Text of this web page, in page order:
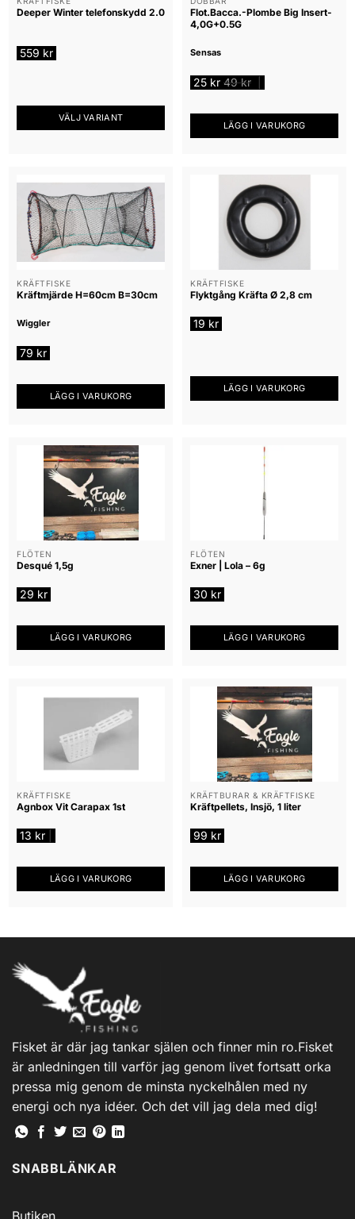
Deeper Winter telefonskydd 2.0
559 kr
VÄLJ VARIANT
har
flera
varianter.
De
olika
kan
på
Flot.Bacca.-Plombe Big Insert-
4,0G+0.5G
Sensas
25 kr 49kr
LÄGG I VARUKORG
KRÄFTFISKE
Kräftmjärde H=60cm B=30cm
Wiggler
79 kr
LÄGG I VARUKORG
KRÄFTFISKE
Flyktgång Kräfta Ø 2,8 cm
19 kr
LÄGG I VARUKORG
FLÖTEN
Desqué 1,5g
29 kr
LÄGG I VARUKORG
FLÖTEN
Exner | Lola – 6g
30 kr
LÄGG I VARUKORG
KRÄFTFISKE
Agnbox Vit Carapax 1st
13 kr
LÄGG I VARUKORG
KRÄFTBURAR & KRÄFTFISKE
Kräftpellets, Insjö, 1 liter
99 kr
LÄGG I VARUKORG
Fisket är där jag tankar själen och finner min ro.Fisket
är anledningen till varför jag genom livet fortsatt orka
pressa mig genom de minsta nyckelhålen med ny
energi och nya idéer. Och det vill jag dela med dig!
SNABBLÄNKAR